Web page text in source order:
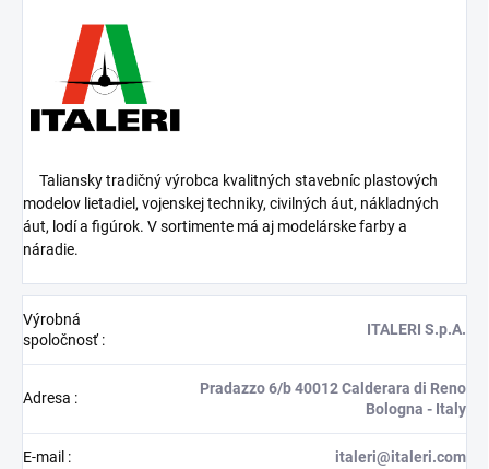
Taliansky tradičný výrobca kvalitných stavebníc plastových
modelov lietadiel, vojenskej techniky, civilných áut, nákladných
áut, lodí a figúrok. V sortimente má aj modelárske farby a
náradie.
Výrobná
spoločnosť:
ITALERI S.p.A.
Adresa :
Pradazzo 6/b 40012 Calderara di Reno
Bologna - Italy
E-mail : italeri@italeri.com